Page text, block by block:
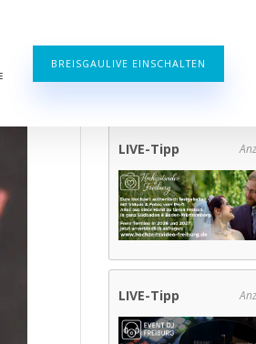
BREISGAULIVE EINSCHALTEN
LIVE-Tipp
LIVE-Tipp